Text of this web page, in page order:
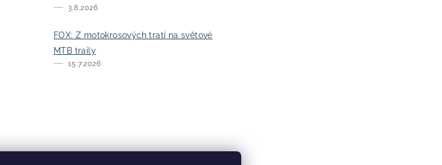
3.8.2026
FOX: Z motokrosových tratí na světové
MTB traily
15.7.2026